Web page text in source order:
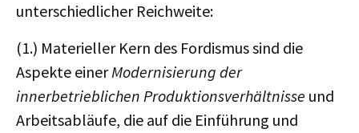
unterschiedlicher Reichweite:
(1.) Materieller Kern des Fordismus sind die
Aspekte einerModernisierung der
innerbetrieblichen Produktionsverhältnisse und
Arbeitsabläufe, die auf die Einführung und